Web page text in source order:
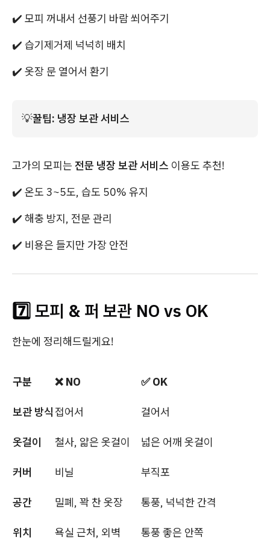
✔️ 모피 꺼내서 선풍기 바람 쐬어주기
✔️ 습기제거제 넉넉히 배치
✔️ 옷장 문 열어서 환기
💡꿀팁: 냉장 보관 서비스
고가의 모피는 전문 냉장 보관 서비스 이용도 추천!
✔️ 온도 3~5도, 습도 50% 유지
✔️ 해충 방지, 전문 관리
✔️ 비용은 들지만 가장 안전
7️⃣ 모피 & 퍼 보관 NO vs OK
한눈에 정리해드릴게요!
구분 ❌ NO ✅ OK
보관 방식 접어서 걸어서
옷걸이 철사, 얇은 옷걸이 넓은 어깨 옷걸이
커버 비닐 부직포
공간 밀폐, 꽉 찬 옷장 통풍, 넉넉한 간격
위치 욕실 근처, 외벽 통풍 좋은 안쪽